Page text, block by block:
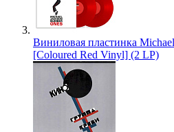
Виниловая пластинка
[Coloured Red Vinyl] (2 LP)